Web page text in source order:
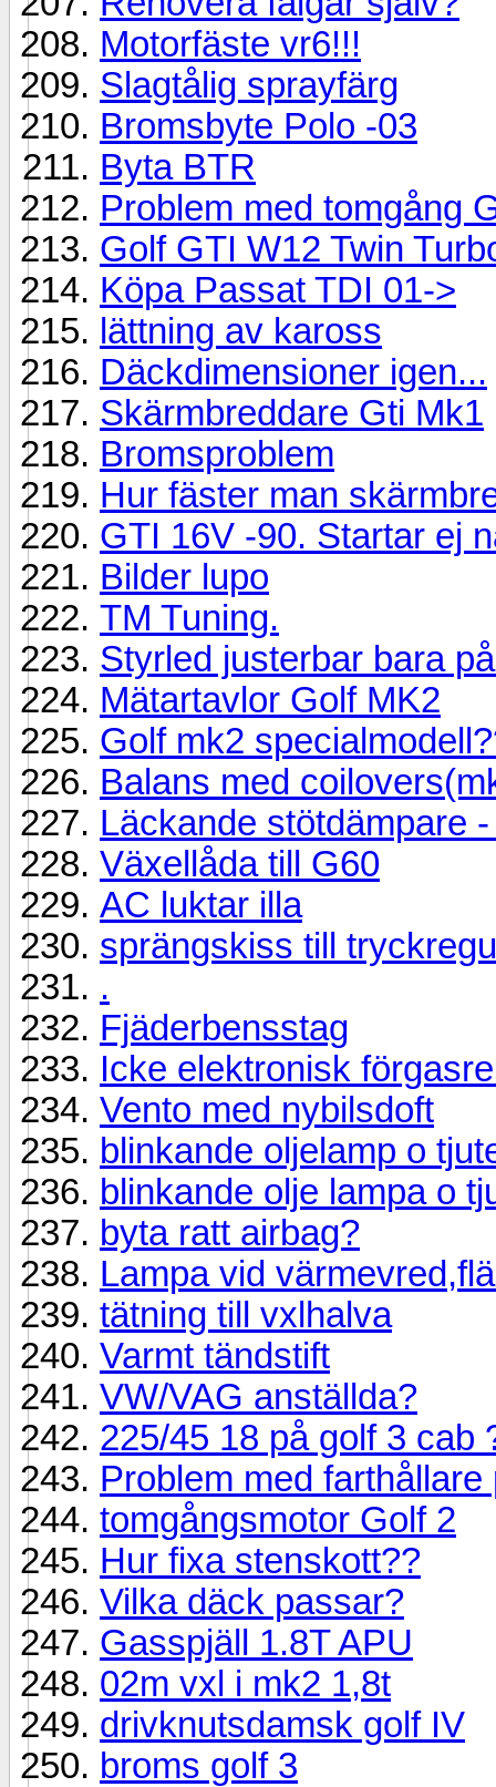
Motorfäste vr6!!!
Slagtålig sprayfärg
Bromsbyte Polo -03
Byta BTR
Problem med tomgång
Golf GTI W12 Twin
Köpa Passat TDI 01->
lättning av kaross
Däckdimensioner igen...
Skärmbreddare Gti Mk1
Bromsproblem
Hur fäster man
GTI 16V -90. Startar ej
Bilder lupo
TM Tuning.
Styrled justerbar bara
Mätartavlor Golf MK2
Golf mk2
Balans med
Läckande stötdämpare
Växellåda till G60
AC luktar illa
sprängskiss till
.
Fjäderbensstag
Icke elektronisk
Vento med nybilsdoft
blinkande oljelamp o
blinkande olje lampa o
byta ratt airbag?
Lampa vid
tätning till vxlhalva
Varmt tändstift
VW/VAG anställda?
225/45 18 på golf 3 cab
Problem med
tomgångsmotor Golf 2
Hur fixa stenskott??
Vilka däck passar?
Gasspjäll 1.8T APU
02m vxl i mk2 1,8t
drivknutsdamsk golf IV
broms golf 3